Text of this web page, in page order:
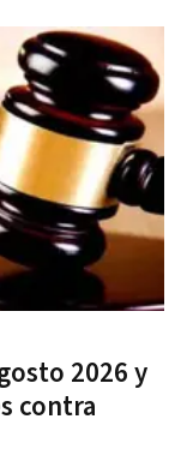
2026 y
contra